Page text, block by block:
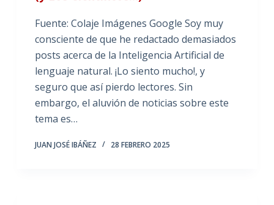
Fuente: Colaje Imágenes Google Soy muy
consciente de que he redactado demasiados
posts acerca de la Inteligencia Artificial de
lenguaje natural. ¡Lo siento mucho!, y
seguro que así pierdo lectores. Sin
embargo, el aluvión de noticias sobre este
tema es…
JUAN JOSÉ IBÁÑEZ 28 FEBRERO 2025